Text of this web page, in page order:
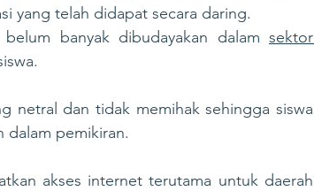
yang telah didapat secara daring.
banyak dibudayakan dalam sektor
netral dan tidak memihak sehingga siswa
dalam pemikiran.
akses internet terutama untuk daerah